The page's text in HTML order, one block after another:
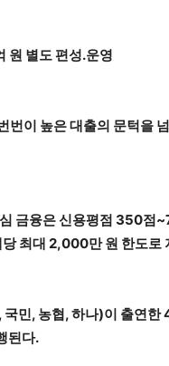
원 별도 편성.운영
이 높은 대출의 문턱을
금융은 신용평점 350점
최대 2,000만 원 한도로
민, 농협, 하나)이 출연한
된다.